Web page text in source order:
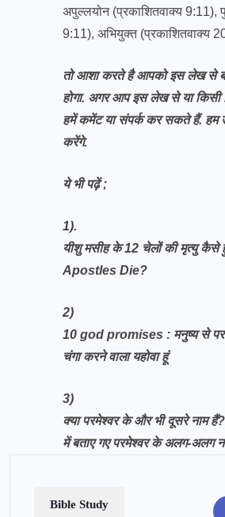
अपुल्‍लयोन (प्रकाशितवाक्य 9:11),
9:11), अभियुक्त (प्रकाशितवाक्य
तो आशा करते है आपको इस लेख से
होगा. अगर आप इस लेख से या
हमें कमेंट या संपर्क कर सकते हैं. हम
करेंगे.
ये भी पढ़ें ;
1).
यीशु मसीह के 12 चेलों की मृत्यु
Apostles Die?
2)
10 god promises : मनुष्य से
चंगा करने वाला यहोवा हूं
3)
क्या परमेश्वर के और भी दूसरे नाम
में बताए गए परमेश्वर के अलग-अलग
Bible Study